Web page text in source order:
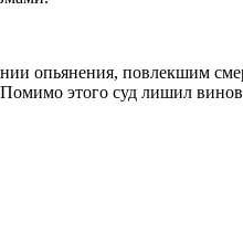
опьянения, повлекшим
этого суд лишил